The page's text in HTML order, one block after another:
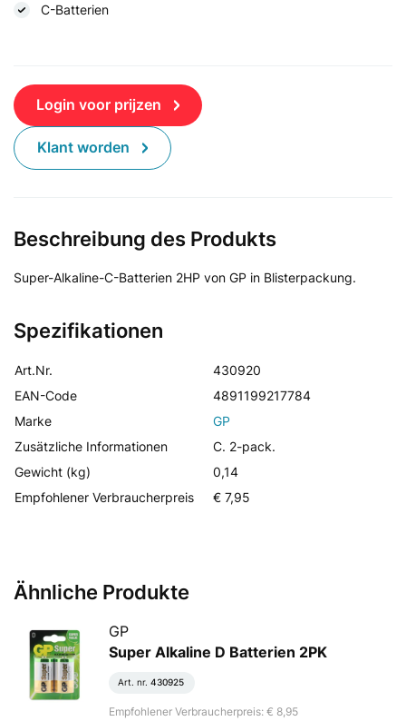
C-Batterien
Login voor prijzen
Klant worden
Spezifikationen
Art.Nr.
430920
EAN-Code
4891199217784
Marke
GP
Zusätzliche Informationen
C. 2-pack.
Gewicht (kg)
0,14
Empfohlener Verbraucherpreis
€ 7,95
Beschreibung des Produkts
Super-Alkaline-C-Batterien 2HP von GP in Blisterpackung.
Ähnliche Produkte
GP
Super Alkaline D Batterien 2PK
Art. nr. 430925
Empfohlener Verbraucherpreis: € 8,95